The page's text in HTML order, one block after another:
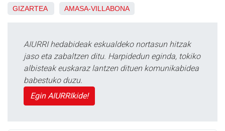
GIZARTEA AMASA-VILLABONA
AIURRI hedabideak eskualdeko nortasun hitzak
jaso eta zabaltzen ditu. Harpidedun eginda, tokiko
albisteak euskaraz lantzen dituen komunikabidea
babestuko duzu.
Egin AIURRIkide!